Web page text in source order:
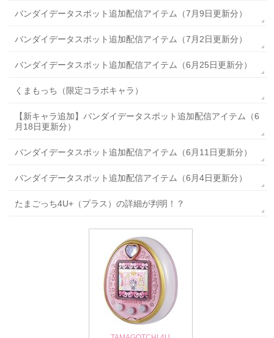
バンダイデータスポット追加配信アイテム（7月9日更新分）
バンダイデータスポット追加配信アイテム（7月2日更新分）
バンダイデータスポット追加配信アイテム（6月25日更新分）
くまもっち（限定コラボキャラ）
【新キャラ追加】バンダイデータスポット追加配信アイテム（6
月18日更新分）
バンダイデータスポット追加配信アイテム（6月11日更新分）
バンダイデータスポット追加配信アイテム（6月4日更新分）
たまごっち4U+（プラス）の詳細が判明！？